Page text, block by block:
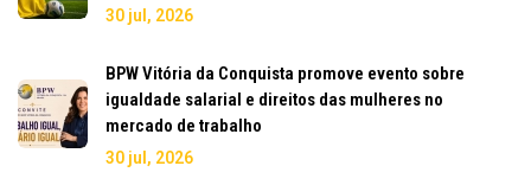
30 jul, 2026
BPW Vitória da Conquista promove evento sobre
igualdade salarial e direitos das mulheres no
mercado de trabalho
30 jul, 2026